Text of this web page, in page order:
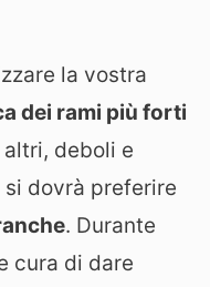
la vostra
dei rami più forti
deboli e
dovrà preferire
. Durante
cura di dare